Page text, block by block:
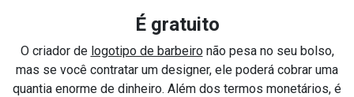
É gratuito
O criador de logotipo de barbeironão pesa no seu bolso,
mas se você contratar um designer, ele poderá cobrar uma
quantia enorme de dinheiro. Além dos termos monetários, é